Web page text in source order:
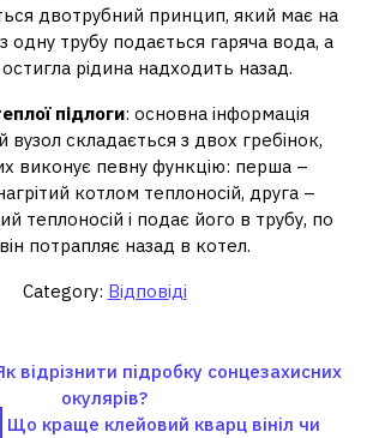
двотрубний принцип, який має на
одну трубу подається гаряча вода, а
остигла рідина надходить назад.
підлоги: основна інформація
вузол складається з двох гребінок,
виконує певну функцію: перша –
котлом теплоносій, друга –
теплоносій і подає його в трубу, по
потрапляє назад в котел.
Category: Відповіді
відрізнити підробку сонцезахисних
окулярів?
Що краще клейовий кварц вініл чи